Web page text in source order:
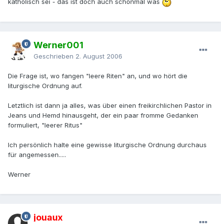
katholisch sei - das ist doch auch schonmal was
Werner001
Geschrieben 2. August 2006
Die Frage ist, wo fangen "leere Riten" an, und wo hört die
liturgische Ordnung auf.
Letztlich ist dann ja alles, was über einen freikirchlichen Pastor in
Jeans und Hemd hinausgeht, der ein paar fromme Gedanken
formuliert, "leerer Ritus"
Ich persönlich halte eine gewisse liturgische Ordnung durchaus
für angemessen.....
Werner
jouaux